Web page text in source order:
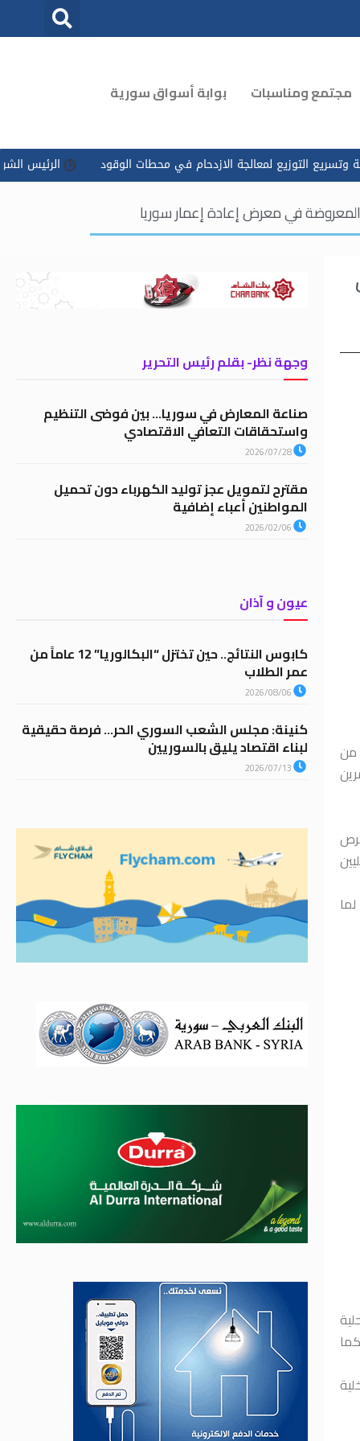
مجتمع ومناسبات بوابة أسواق سورية
الازدحام في محطات الوقود الرئيس الشرع يوجه بتسخير كل
في معرض إعادة إعمار سوريا
من
وجهة نظر- بقلم رئيس التحرير
صناعة المعارض في سوريا… بين فوضى التنظيم
واستحقاقات التعافي الاقتصادي
2026/07/28
مقترح لتمويل عجز توليد الكهرباء دون تحميل
المواطنين أعباء إضافية
2026/02/06
عيون و آذان
كابوس النتائج.. حين تختزل “البكالوريا” 12 عاماً من
عمر الطلاب
2026/08/06
كنينة: مجلس الشعب السوري الحر… فرصة حقيقية
لبناء اقتصاد يليق بالسوريين
2026/07/13